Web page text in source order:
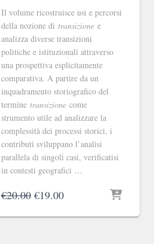
Il volume ricostruisce usi e percorsi
della nozione di transizione e
analizza diverse transizioni
politiche e istituzionali attraverso
una prospettiva esplicitamente
comparativa. A partire da un
inquadramento storiografico del
termine transizionecome
strumento utile ad analizzare la
complessità dei processi storici, i
contributi sviluppano l’analisi
parallela di singoli casi, verificatisi
in contesti geografici …
€20.00 Il
originale
€19.00Il
attuale